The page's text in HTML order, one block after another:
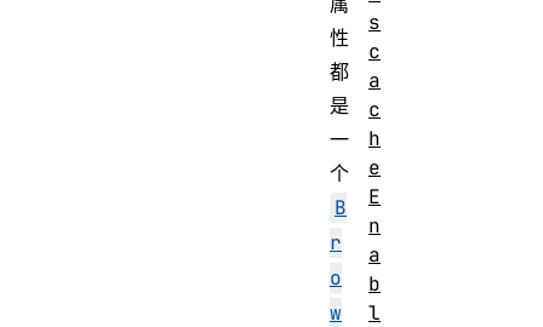
性
都
是
一
个
B
r
o
w
s
c
a
c
h
e
E
n
a
b
l